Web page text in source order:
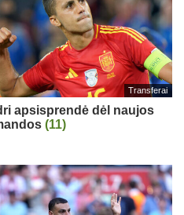
Transferai
apsisprendė dėl naujos
(11)